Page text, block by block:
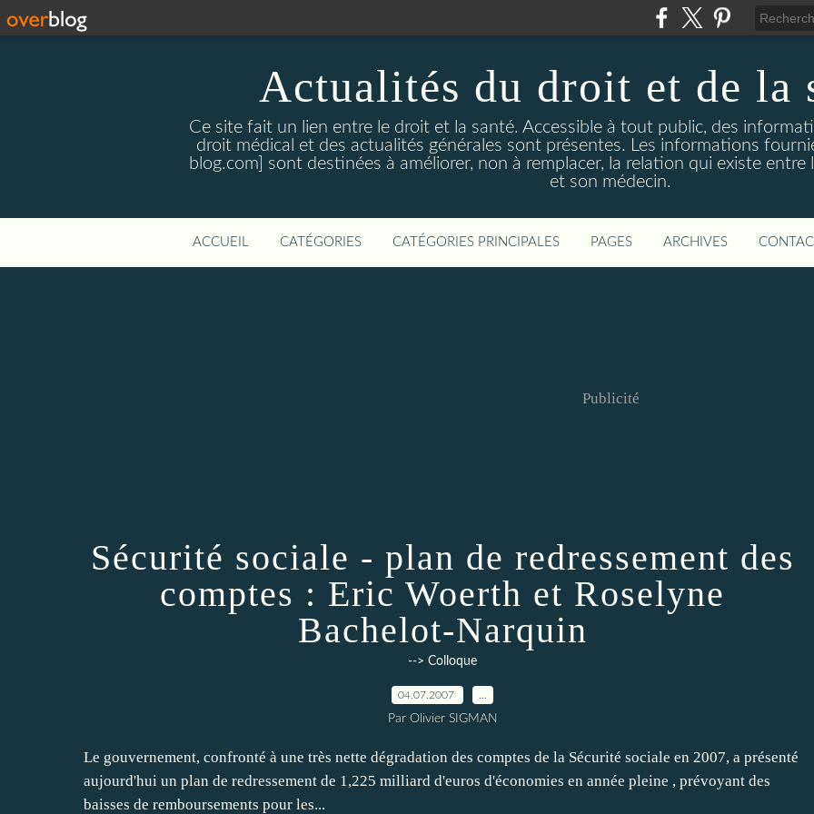
Actualités du droit et de la
Ce site fait un lien entre le droit et la santé. Accessible à tout public, des
droit médical et des actualités générales sont présentes. Les informations
blog.com] sont destinées à améliorer, non à remplacer, la relation qui existe
et son médecin.
ACCUEIL CATÉGORIES CATÉGORIES PRINCIPALES PAGES ARCHIVES
Publicité
Sécurité sociale - plan de redressement des
comptes : Eric Woerth et Roselyne
Bachelot-Narquin
--> Colloque
04.07.2007
Par Olivier SIGMAN
Le gouvernement, confronté à une très nette dégradation des comptes de la Sécurité sociale en 2007, a présenté
aujourd'hui un plan de redressement de 1,225 milliard d'euros d'économies en année pleine , prévoyant des
baisses de remboursements pour les...